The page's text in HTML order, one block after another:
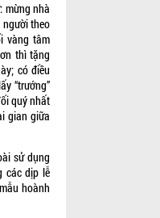
mừng nhà
theo
vàng tâm
thì tặng
có điều
“trướng”
quý nhất
gian giữa
sử dụng
các dịp lễ
hoành